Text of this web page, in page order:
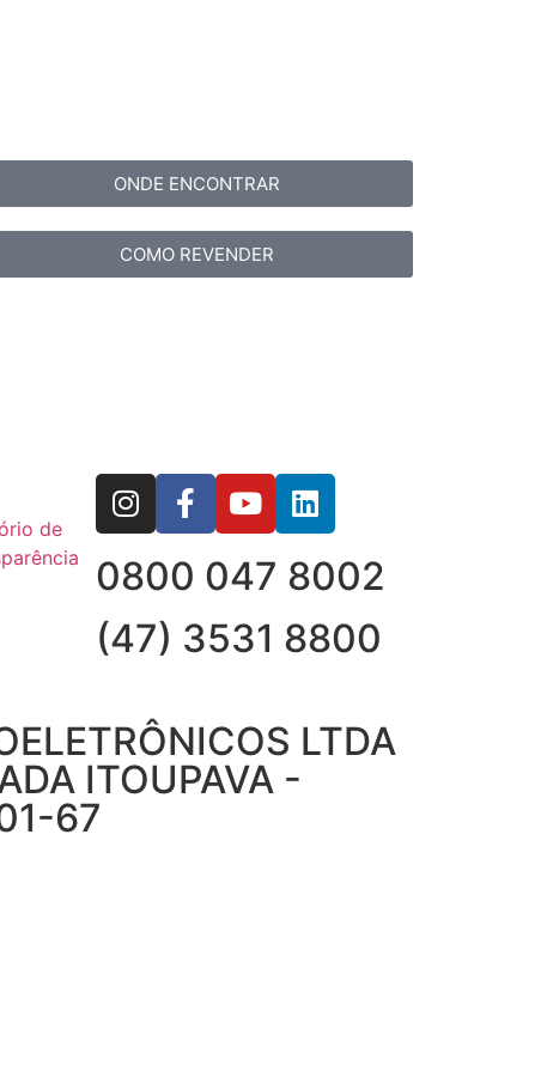
ONDE ENCONTRAR
COMO REVENDER
de
0800 047 8002
(47) 3531 8800
LTDA
ITOUPAVA -
67